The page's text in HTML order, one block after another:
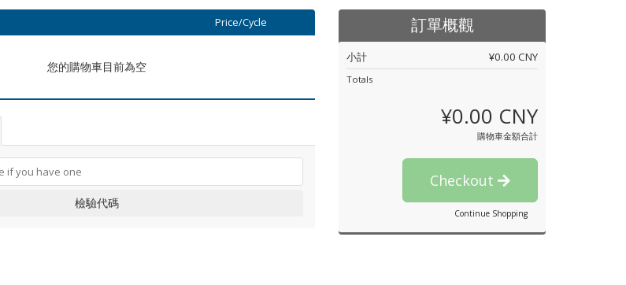
Price/Cycle
您的購物車目前為空
檢驗代碼
訂單概觀
小計 ¥0.00 CNY
Totals
¥0.00 CNY
購物車金額合計
Checkout
Continue Shopping